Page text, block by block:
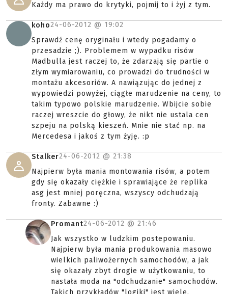
Każdy ma prawo do krytyki, pojmij to i żyj z tym.
koho24-06-2012 @ 19:02
Sprawdź cenę oryginału i wtedy pogadamy o
przesadzie ;). Problemem w wypadku risów
Madbulla jest raczej to, że zdarzają się partie o
złym wymiarowaniu, co prowadzi do trudności w
montażu akcesoriów. A nawiązując do jednej z
wypowiedzi powyżej, ciągłe marudzenie na ceny, to
takim typowo polskie marudzenie. Wbijcie sobie
raczej wreszcie do głowy, że nikt nie ustala cen
szpeju na polską kieszeń. Mnie nie stać np. na
Mercedesa i jakoś z tym żyję. :p
Stalker24-06-2012 @ 21:38
Najpierw była mania montowania risów, a potem
gdy się okazały ciężkie i sprawiające że replika
asg jest mniej poręczna, wszyscy odchudzają
fronty. Zabawne :)
Promant24-06-2012 @ 21:46
Jak wszystko w ludzkim postepowaniu.
Najpierw była mania produkowania masowo
wielkich paliwożernych samochodów, a jak
się okazały zbyt drogie w użytkowaniu, to
nastała moda na "odchudzanie" samochodów.